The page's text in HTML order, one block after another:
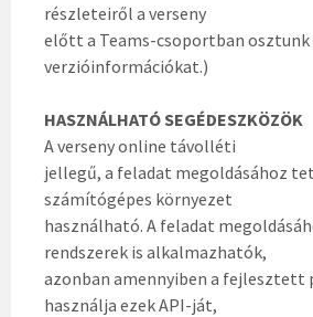
részleteiről a verseny
előtt a Teams-csoportban osztunk
verzióinformációkat.)
HASZNÁLHATÓ SEGÉDESZKÖZÖK
A verseny online távolléti
jellegű, a feladat megoldásához
számítógépes környezet
használható. A feladat
rendszerek is alkalmazhatók,
azonban amennyiben a fejlesztett
használja ezek API-ját,